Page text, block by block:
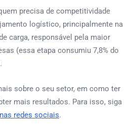
precisa de competitividade
logístico, principalmente na
carga, responsável pela maior
(essa etapa consumiu 7,8% do
sobre o seu setor, em como ter
mais resultados. Para isso, siga
redes sociais.